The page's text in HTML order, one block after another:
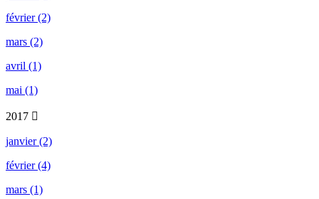
février (2)
mars (2)
avril (1)
mai (1)
2017
janvier (2)
février (4)
mars (1)